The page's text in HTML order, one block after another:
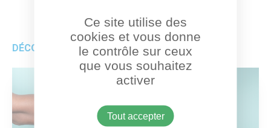
DÉCOUVREZ AUSSI
Ce site utilise des
cookies et vous donne
le contrôle sur ceux
que vous souhaitez
activer
Tout accepter